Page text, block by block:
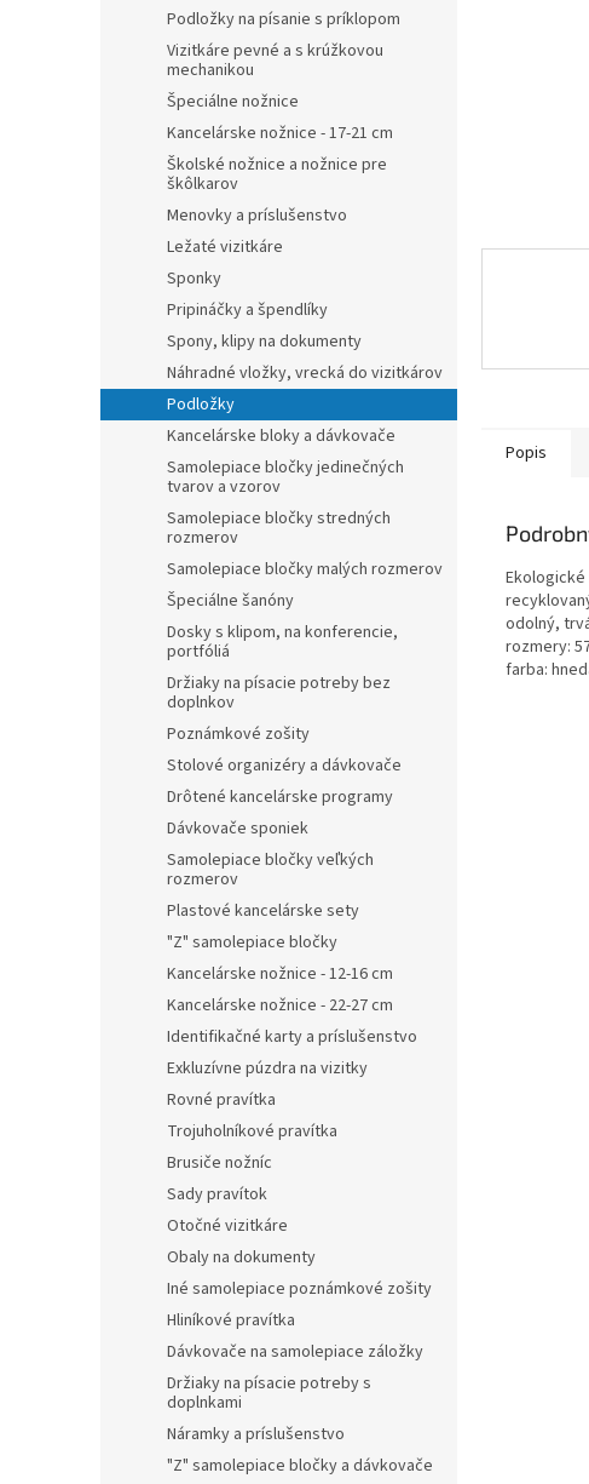
Podložky na písanie s príklopom
Vizitkáre pevné a s krúžkovou
mechanikou
Špeciálne nožnice
Kancelárske nožnice - 17-21 cm
Školské nožnice a nožnice pre
škôlkarov
Menovky a príslušenstvo
Ležaté vizitkáre
Sponky
Pripináčky a špendlíky
Spony, klipy na dokumenty
Náhradné vložky, vrecká do vizitkárov
Podložky
Kancelárske bloky a dávkovače
Samolepiace bločky jedinečných
tvarov a vzorov
Samolepiace bločky stredných
rozmerov
Samolepiace bločky malých rozmerov
Špeciálne šanóny
Dosky s klipom, na konferencie,
portfóliá
Držiaky na písacie potreby bez
doplnkov
Poznámkové zošity
Stolové organizéry a dávkovače
Drôtené kancelárske programy
Dávkovače sponiek
Samolepiace bločky veľkých
rozmerov
Plastové kancelárske sety
"Z" samolepiace bločky
Kancelárske nožnice - 12-16 cm
Kancelárske nožnice - 22-27 cm
Identifikačné karty a príslušenstvo
Exkluzívne púzdra na vizitky
Rovné pravítka
Trojuholníkové pravítka
Brusiče nožníc
Sady pravítok
Otočné vizitkáre
Obaly na dokumenty
Iné samolepiace poznámkové zošity
Hliníkové pravítka
Dávkovače na samolepiace záložky
Držiaky na písacie potreby s
doplnkami
Náramky a príslušenstvo
"Z" samolepiace bločky a dávkovače
Popis
odolný,
rozmery:
farba: